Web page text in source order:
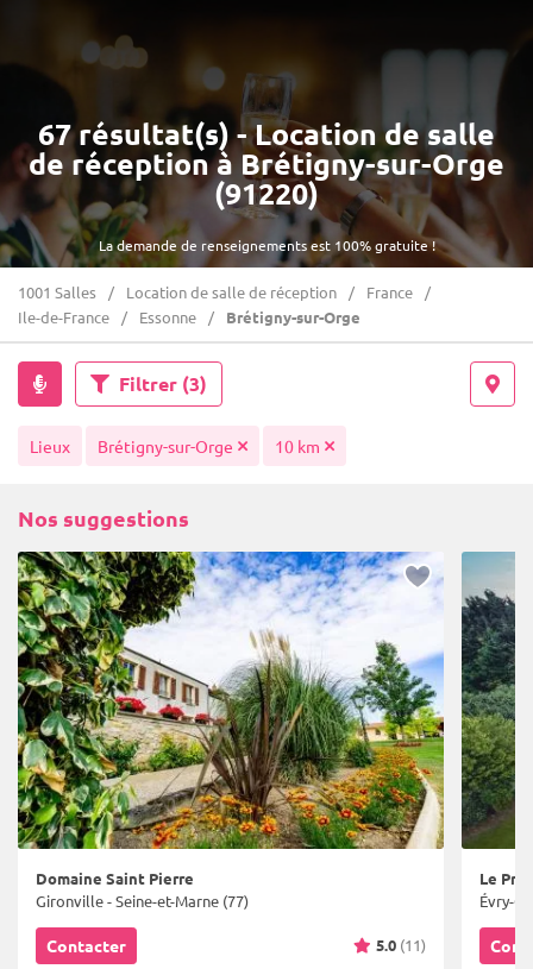
La demande de renseignements est 100% gratuite !
67 résultat(s) - Location de salle
de réception à Brétigny-sur-Orge
(91220)
1001 Salles Location de salle de réception
France
Ile-de-France
Essonne Brétigny-sur-Orge
Filtrer (3)
Lieux Brétigny-sur-Orge 10 km
Nos suggestions
Domaine Saint Pierre
Gironville - Seine-et-Marne (77)
Contacter 5.0 (11)
Le
Évry-